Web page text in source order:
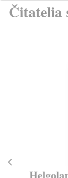
Čitatelia